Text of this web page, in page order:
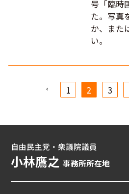
号「臨時
た。写真
か、また
い。
1 2 3
自由民主党・衆議院議員
小林鷹之事務所所在地